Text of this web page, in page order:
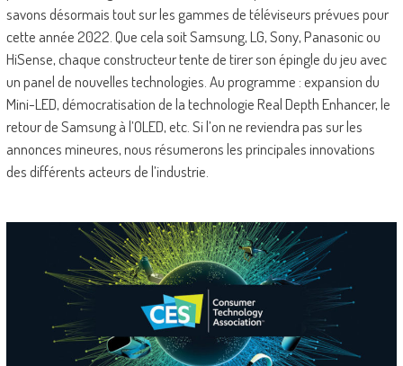
savons désormais tout sur les gammes de téléviseurs prévues pour
cette année 2022. Que cela soit Samsung, LG, Sony, Panasonic ou
HiSense, chaque constructeur tente de tirer son épingle du jeu avec
un panel de nouvelles technologies. Au programme : expansion du
Mini-LED, démocratisation de la technologie Real Depth Enhancer, le
retour de Samsung à l’OLED, etc. Si l’on ne reviendra pas sur les
annonces mineures, nous résumerons les principales innovations
des différents acteurs de l’industrie.